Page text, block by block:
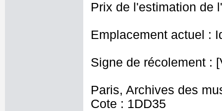
Prix de l'estimation de
Emplacement actuel :
Signe de récolement :
Paris, Archives des
Cote : 1DD35